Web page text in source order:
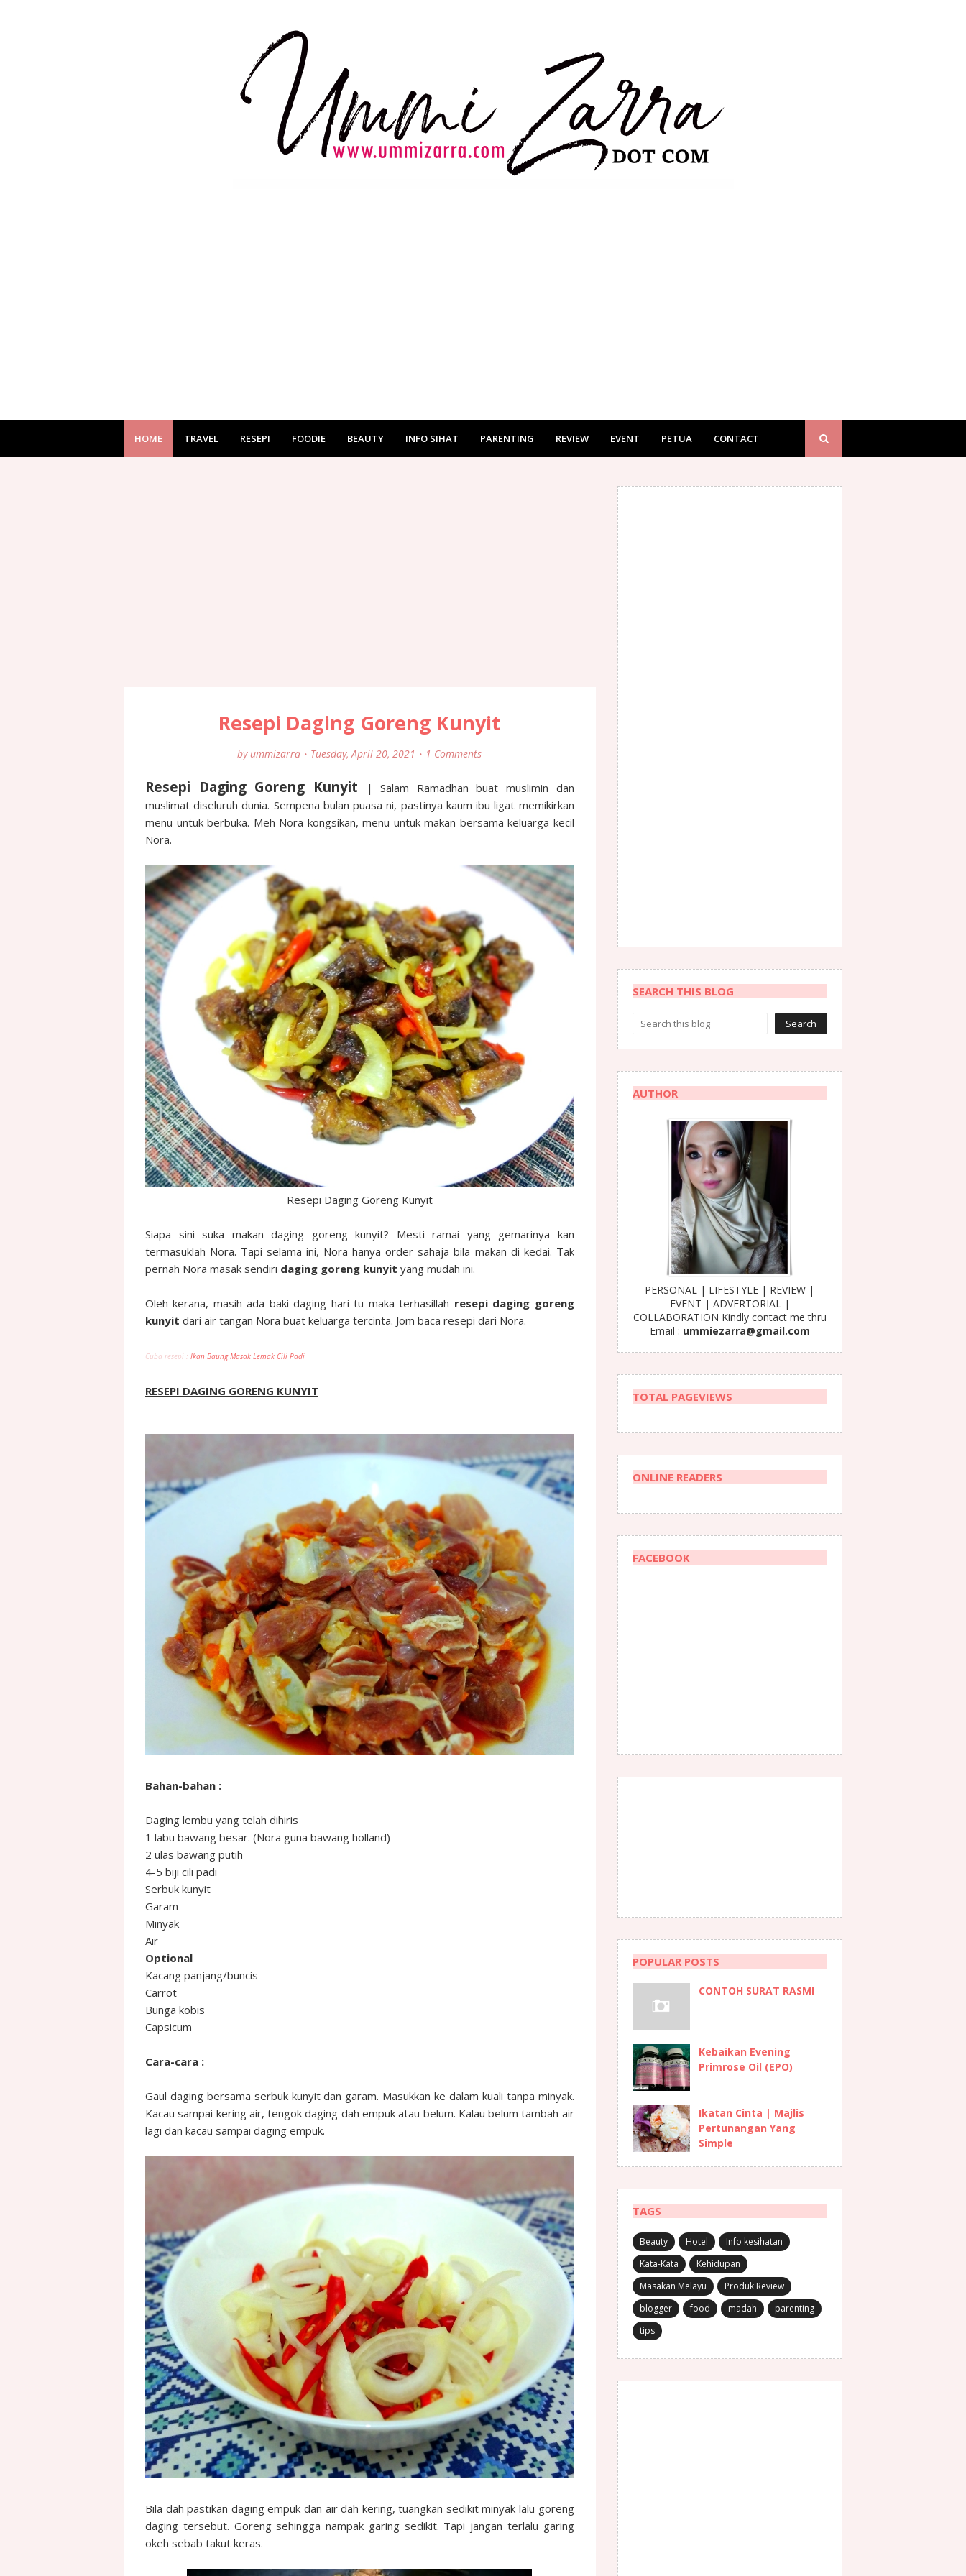
HOME TRAVEL RESEPI FOODIE BEAUTY INFO SIHAT PARENTING REVIEW EVENT PETUA CONTACT
Resepi Daging Goreng Kunyit
by ummizarra Tuesday, April 20, 2021 1 Comments
Resepi Daging Goreng Kunyit
| Salam Ramadhan buat muslimin dan
muslimat diseluruh dunia. Sempena bulan puasa ni, pastinya kaum ibu ligat memikirkan
menu untuk berbuka. Meh Nora kongsikan, menu untuk makan bersama keluarga kecil
Nora.
Resepi Daging Goreng Kunyit
Siapa sini suka makan daging goreng kunyit? Mesti ramai yang gemarinya kan
termasuklah Nora. Tapi selama ini, Nora hanya order sahaja bila makan di kedai. Tak
pernah Nora masak sendiri daging goreng kunyit yang mudah ini.
Oleh kerana, masih ada baki daging hari tu maka terhasillah resepi daging goreng
kunyit dari air tangan Nora buat keluarga tercinta. Jom baca resepi dari Nora.
Cuba resepi : Ikan Baung Masak Lemak Cili Padi
RESEPI DAGING GORENG KUNYIT
Bahan-bahan :
Daging lembu yang telah dihiris
1 labu bawang besar. (Nora guna bawang holland)
2 ulas bawang putih
4-5 biji cili padi
Serbuk kunyit
Garam
Minyak
Air
Optional
Kacang panjang/buncis
Carrot
Bunga kobis
Capsicum
Cara-cara :
Gaul daging bersama serbuk kunyit dan garam. Masukkan ke dalam kuali tanpa minyak.
Kacau sampai kering air, tengok daging dah empuk atau belum. Kalau belum tambah air
lagi dan kacau sampai daging empuk.
Bila dah pastikan daging empuk dan air dah kering, tuangkan sedikit minyak lalu goreng
daging tersebut. Goreng sehingga nampak garing sedikit. Tapi jangan terlalu garing
okeh sebab takut keras.
SEARCH THIS BLOG
AUTHOR
PERSONAL | LIFESTYLE | REVIEW |
EVENT | ADVERTORIAL |
COLLABORATION Kindly contact me thru
Email : ummiezarra@gmail.com
TOTAL PAGEVIEWS
ONLINE READERS
FACEBOOK
POPULAR POSTS
CONTOH SURAT RASMI
Kebaikan Evening
Primrose Oil (EPO)
Ikatan Cinta | Majlis
Pertunangan Yang
Simple
TAGS
Beauty Hotel
Info kesihatan
Kata-Kata
Kehidupan
Masakan Melayu
Produk Review
blogger
food madah
parenting
tips